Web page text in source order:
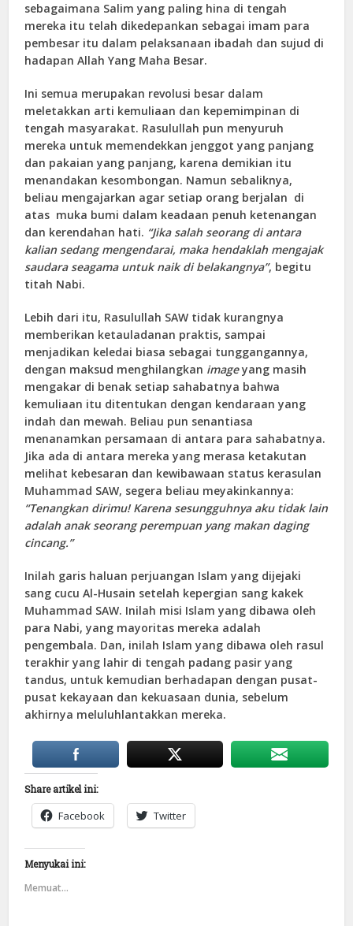
sebagaimana Salim yang paling hina di tengah
mereka itu telah dikedepankan sebagai imam para
pembesar itu dalam pelaksanaan ibadah dan sujud di
hadapan Allah Yang Maha Besar.
Ini semua merupakan revolusi besar dalam
meletakkan arti kemuliaan dan kepemimpinan di
tengah masyarakat. Rasulullah pun menyuruh
mereka untuk memendekkan jenggot yang panjang
dan pakaian yang panjang, karena demikian itu
menandakan kesombongan. Namun sebaliknya,
beliau mengajarkan agar setiap orang berjalan di
atas muka bumi dalam keadaan penuh ketenangan
dan kerendahan hati. “Jika salah seorang di antara
kalian sedang mengendarai, maka hendaklah mengajak
saudara seagama untuk naik di belakangnya”, begitu
titah Nabi.
Lebih dari itu, Rasulullah SAW tidak kurangnya
memberikan ketauladanan praktis, sampai
menjadikan keledai biasa sebagai tunggangannya,
dengan maksud menghilangkan imageyang masih
mengakar di benak setiap sahabatnya bahwa
kemuliaan itu ditentukan dengan kendaraan yang
indah dan mewah. Beliau pun senantiasa
menanamkan persamaan di antara para sahabatnya.
Jika ada di antara mereka yang merasa ketakutan
melihat kebesaran dan kewibawaan status kerasulan
Muhammad SAW, segera beliau meyakinkannya:
“Tenangkan dirimu! Karena sesungguhnya aku tidak lain
adalah anak seorang perempuan yang makan daging
cincang.”
Inilah garis haluan perjuangan Islam yang dijejaki
sang cucu Al-Husain setelah kepergian sang kakek
Muhammad SAW. Inilah misi Islam yang dibawa oleh
para Nabi, yang mayoritas mereka adalah
pengembala. Dan, inilah Islam yang dibawa oleh rasul
terakhir yang lahir di tengah padang pasir yang
tandus, untuk kemudian berhadapan dengan pusat-
pusat kekayaan dan kekuasaan dunia, sebelum
akhirnya meluluhlantakkan mereka.
Share artikel ini:
Facebook Twitter
Menyukai ini:
Memuat...